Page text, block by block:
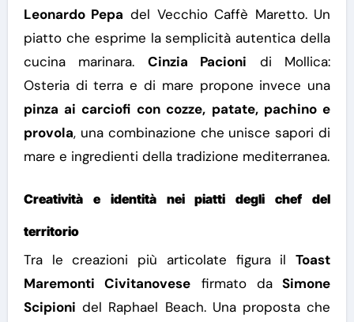
Leonardo Pepa del Vecchio Caffè Maretto. Un
piatto che esprime la semplicità autentica della
cucina marinara. Cinzia Pacioni di Mollica:
Osteria di terra e di mare propone invece una
pinza ai carciofi con cozze, patate, pachino e
provola, una combinazione che unisce sapori di
mare e ingredienti della tradizione mediterranea.
Creatività e identità nei piatti degli chef del
territorio
Tra le creazioni più articolate figura ilToast
Maremonti Civitanovese firmato daSimone
Scipioni del Raphael Beach. Una proposta che